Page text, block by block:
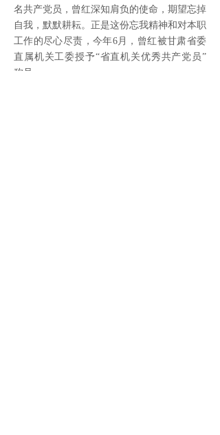
名共产党员，曾红深知肩负的使命，期望忘掉
自我，默默耕耘。正是这份忘我精神和对本职
工作的尽心尽责，今年6月，曾红被甘肃省委
直属机关工委授予“省直机关优秀共产党员”
称号。